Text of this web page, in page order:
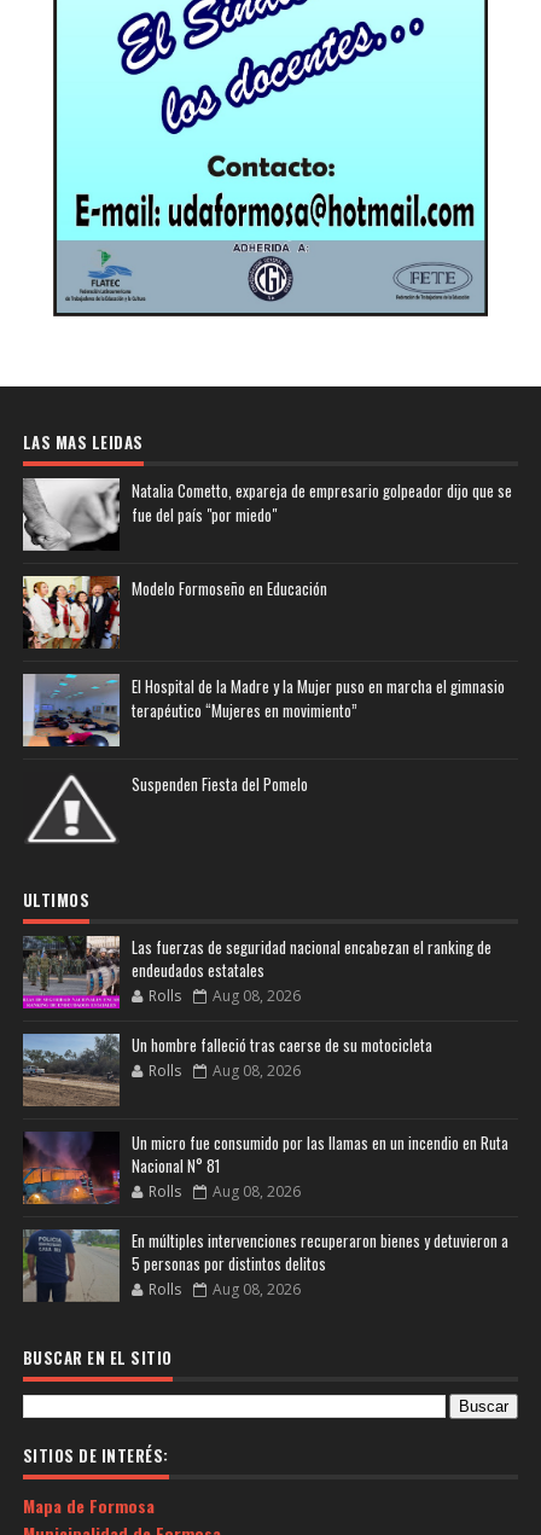
LAS MAS LEIDAS
Natalia Cometto, expareja de empresario golpeador dijo que se
fue del país "por miedo"
Modelo Formoseño en Educación
El Hospital de la Madre y la Mujer puso en marcha el gimnasio
terapéutico “Mujeres en movimiento”
Suspenden Fiesta del Pomelo
ULTIMOS
Las fuerzas de seguridad nacional encabezan el ranking de
endeudados estatales
Rolls Aug 08, 2026
Un hombre falleció tras caerse de su motocicleta
Rolls Aug 08, 2026
Un micro fue consumido por las llamas en un incendio en Ruta
Nacional N° 81
Rolls Aug 08, 2026
En múltiples intervenciones recuperaron bienes y detuvieron a
5 personas por distintos delitos
Rolls Aug 08, 2026
BUSCAR EN EL SITIO
SITIOS DE INTERÉS:
Mapa de Formosa